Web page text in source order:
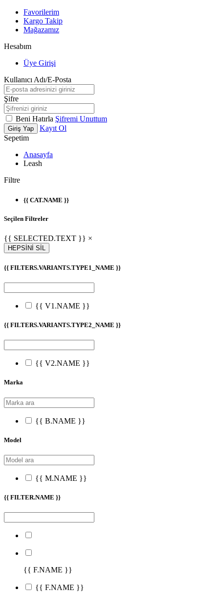
Favorilerim
Kargo Takip
Mağazamız
Hesabım
Üye Girişi
Kullanıcı Adı/E-Posta
Şifre
Beni Hatırla Şifremi Unuttum
Giriş Yap
Kayıt Ol
Sepetim
Anasayfa
Leash
Filtre
{{ CAT.NAME }}
Seçilen Filtreler
{{ SELECTED.TEXT }} ×
HEPSİNİ SİL
{{ FILTERS.VARIANTS.TYPE1_NAME }}
{{ V1.NAME }}
{{ FILTERS.VARIANTS.TYPE2_NAME }}
{{ V2.NAME }}
Marka
{{ B.NAME }}
Model
{{ M.NAME }}
{{ FILTER.NAME }}
{{ F.NAME }}
{{ F.NAME }}